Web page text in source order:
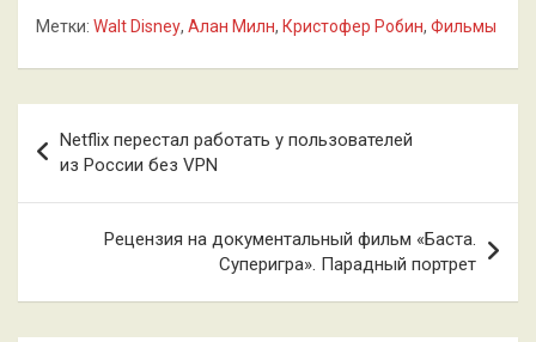
Метки: Walt Disney, Алан Милн, Кристофер Робин, Фильмы
по
записям
Netflix перестал работать у пользователей
из России без VPN
Рецензия на документальный фильм «Баста.
Суперигра». Парадный портрет